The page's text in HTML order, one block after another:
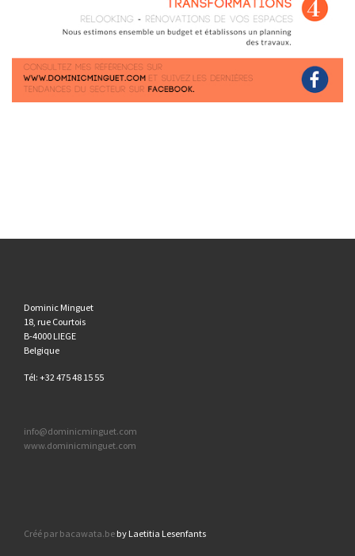
Dominic Minguet
18, rue Courtois
B-4000 LIEGE
Belgique
Tél: +32 475 48 15 55
info@dominicminguet.com
www.dominicminguet.com
Créé par bacawata.be by Laetitia Lesenfants